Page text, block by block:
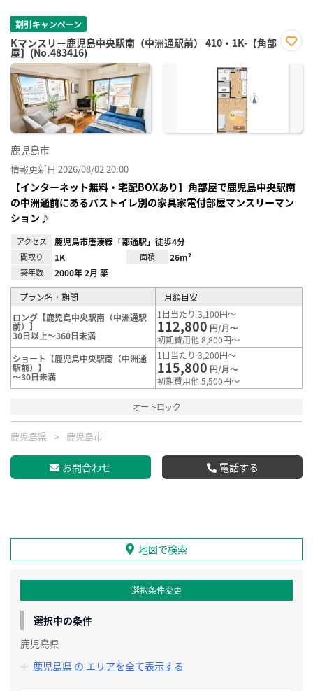
割引キャンペーン
Kマンスリー鹿児島中央駅南（中洲通駅前） 410・1K-【角部
屋】(No.483416)
に入
鹿児島市
情報更新日 2026/08/02 20:00
【インターネット無料・宅配BOXあり】角部屋で鹿児島中央駅南
の中洲通前にあるバストイレ別の家具家電付部屋マンスリーマン
ション♪
アクセス 鹿児島市唐湊線「都通駅」徒歩4分
間取り 1K 面積 26m²
築年数 2000年 2月 築
プラン名・期間
月額目安
ロング【鹿児島中央駅南（中洲通駅
前）】
30日以上～360日未満
1日当たり 3,100円～
112,800 円/月～
初期費用他 8,800円～
ショート【鹿児島中央駅南（中洲通
駅前）】
～30日未満
1日当たり 3,200円～
115,800 円/月～
初期費用他 5,500円～
オートロック
鹿児島県 鹿児島市
お問合わせ 電話する
地図で検索
選択条件変更
選択中の条件
鹿児島県
鹿児島県 の エリアを全て表示する